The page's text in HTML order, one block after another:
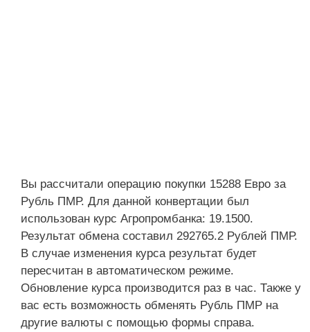
Вы рассчитали операцию покупки 15288 Евро за
Рубль ПМР. Для данной конвертации был
использован курс Агропромбанка: 19.1500.
Результат обмена составил 292765.2 Рублей ПМР.
В случае изменения курса результат будет
пересчитан в автоматическом режиме.
Обновление курса производится раз в час. Также у
вас есть возможность обменять Рубль ПМР на
другие валюты с помощью формы справа.